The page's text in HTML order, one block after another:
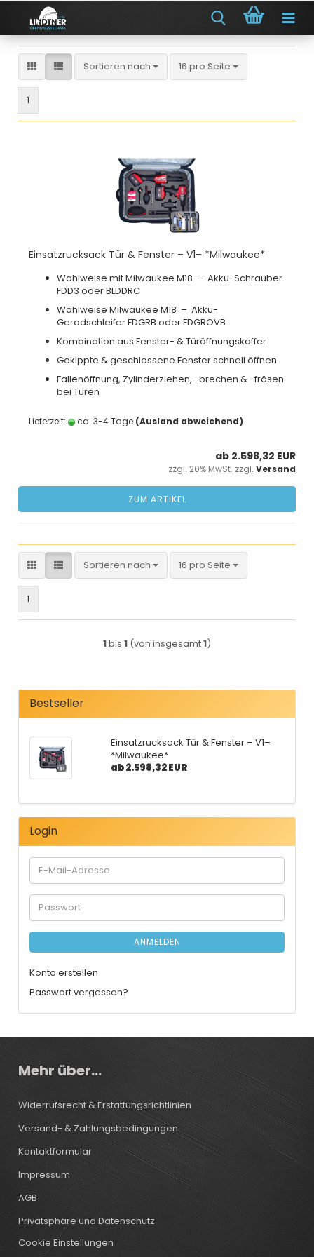
Sortieren nach
Sortieren nach 16 pro Seite
pro Seite
1
Einsatzrucksack Tür & Fenster – V1– *Milwaukee*
Wahlweise mit Milwaukee M18 – Akku-Schrauber
FDD3 oder BLDDRC
Wahlweise Milwaukee M18 – Akku-
Geradschleifer FDGRB oder FDGROVB
Kombination aus Fenster- & Türöffnungskoffer
Gekippte & geschlossene Fenster schnell öffnen
Fallenöffnung, Zylinderziehen, -brechen & -fräsen
bei Türen
Lieferzeit: ca. 3-4 Tage (Ausland abweichend)
ab 2.598,32 EUR
zzgl. 20% MwSt. zzgl. Versand
ZUM ARTIKEL
Sortieren nach
Sortieren nach 16 pro Seite
pro Seite
1
1bis 1 (von insgesamt1)
Bestseller
Einsatzrucksack Tür & Fenster – V1–
*Milwaukee*
ab 2.598,32 EUR
Login
E-
Mail-
Adresse
Passwort
ANMELDEN
Konto erstellen
Passwort vergessen?
Mehr über...
Widerrufsrecht & Erstattungsrichtlinien
Versand- & Zahlungsbedingungen
Kontaktformular
Impressum
AGB
Privatsphäre und Datenschutz
Cookie Einstellungen